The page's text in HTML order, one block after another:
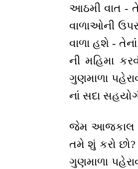
આઠમી વાત - તે
વાળાઓની ઉપર
વાળા હશે - તેનાંં
ની મહિમા
ગુણમાળા
નાંં સદા
જેમ આજકાલ
તમે શું કરો છો?
ગુણમાળા